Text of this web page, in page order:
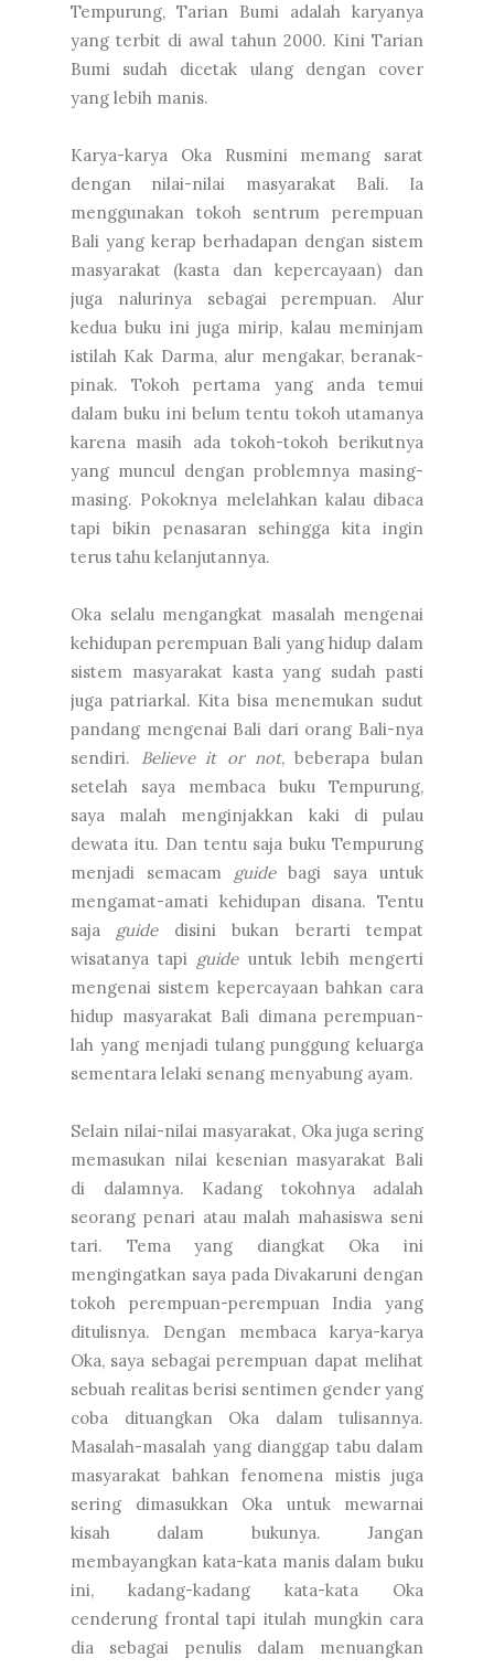
Tempurung, Tarian Bumi adalah karyanya
yang terbit di awal tahun 2000. Kini Tarian
Bumi sudah dicetak ulang dengan cover
yang lebih manis.
Karya-karya Oka Rusmini memang sarat
dengan nilai-nilai masyarakat Bali. Ia
menggunakan tokoh sentrum perempuan
Bali yang kerap berhadapan dengan sistem
masyarakat (kasta dan kepercayaan) dan
juga nalurinya sebagai perempuan. Alur
kedua buku ini juga mirip, kalau meminjam
istilah Kak Darma, alur mengakar, beranak-
pinak. Tokoh pertama yang anda temui
dalam buku ini belum tentu tokoh utamanya
karena masih ada tokoh-tokoh berikutnya
yang muncul dengan problemnya masing-
masing. Pokoknya melelahkan kalau dibaca
tapi bikin penasaran sehingga kita ingin
terus tahu kelanjutannya.
Oka selalu mengangkat masalah mengenai
kehidupan perempuan Bali yang hidup dalam
sistem masyarakat kasta yang sudah pasti
juga patriarkal. Kita bisa menemukan sudut
pandang mengenai Bali dari orang Bali-nya
sendiri. Believe it or not, beberapa bulan
setelah saya membaca buku Tempurung,
saya malah menginjakkan kaki di pulau
dewata itu. Dan tentu saja buku Tempurung
menjadi semacam guidebagi saya untuk
mengamat-amati kehidupan disana. Tentu
saja guidedisini bukan berarti tempat
wisatanya tapi guide untuk lebih mengerti
mengenai sistem kepercayaan bahkan cara
hidup masyarakat Bali dimana perempuan-
lah yang menjadi tulang punggung keluarga
sementara lelaki senang menyabung ayam.
Selain nilai-nilai masyarakat, Oka juga sering
memasukan nilai kesenian masyarakat Bali
di dalamnya. Kadang tokohnya adalah
seorang penari atau malah mahasiswa seni
tari. Tema yang diangkat Oka ini
mengingatkan saya pada Divakaruni dengan
tokoh perempuan-perempuan India yang
ditulisnya. Dengan membaca karya-karya
Oka, saya sebagai perempuan dapat melihat
sebuah realitas berisi sentimen gender yang
coba dituangkan Oka dalam tulisannya.
Masalah-masalah yang dianggap tabu dalam
masyarakat bahkan fenomena mistis juga
sering dimasukkan Oka untuk mewarnai
kisah dalam bukunya. Jangan
membayangkan kata-kata manis dalam buku
ini, kadang-kadang kata-kata Oka
cenderung frontal tapi itulah mungkin cara
dia sebagai penulis dalam menuangkan